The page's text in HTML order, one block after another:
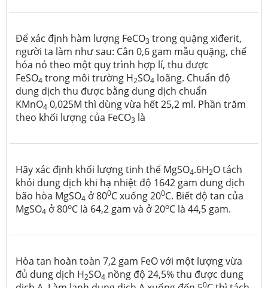
Để xác định hàm lượng FeCO3 trong quặng xiđerit,
người ta làm như sau: Cân 0,6 gam mẫu quặng, chế
hóa nó theo một quy trình hợp lí, thu được
FeSO4 trong môi trường H2SO4 loãng. Chuẩn độ
dung dịch thu được bằng dung dịch chuẩn
KMnO4 0,025M thì dùng vừa hết 25,2 ml. Phần trăm
theo khối lượng của FeCO3 là
Hãy xác định khối lượng tinh thể MgSO4.6H2O tách
khỏi dung dịch khi hạ nhiệt độ 1642 gam dung dịch
bão hòa MgSO4 ở 800C xuống 200C. Biết độ tan của
MgSO4 ­ ở 80oC là 64,2 gam và ở 20oC là 44,5 gam.
Hòa tan hoàn toàn 7,2 gam FeO với một lượng vừa
đủ dung dịch H2SO4 nồng độ 24,5% thu được dung
0